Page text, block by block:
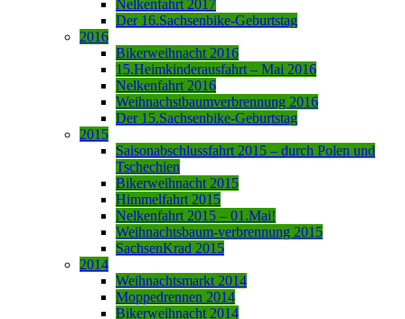
Nelkenfahrt 2017
Der 16.Sachsenbike-Geburtstag
2016
Bikerweihnacht 2016
15.Heimkinderausfahrt – Mai 2016
Nelkenfahrt 2016
Weihnachstbaumverbrennung 2016
Der 15.Sachsenbike-Geburtstag
2015
Saisonabschlussfahrt 2015 – durch Polen und
Tschechien
Bikerweihnacht 2015
Himmelfahrt 2015
Nelkenfahrt 2015 – 01.Mai!
Weihnachtsbaum-verbrennung 2015
SachsenKrad 2015
2014
Weihnachtsmarkt 2014
Moppedrennen 2014
Bikerweihnacht 2014